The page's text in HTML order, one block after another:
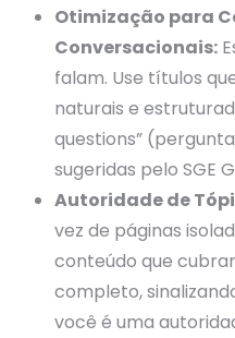
Otimização para
Conversacionais:
falam. Use títulos
naturais e
questions”
sugeridas pelo SGE
Autoridade de
vez de páginas
conteúdo que
completo,
você é uma